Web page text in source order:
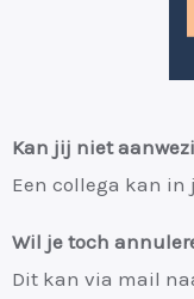
Kan jij niet
Een collega kan in
Wil je toch
Dit kan via mail